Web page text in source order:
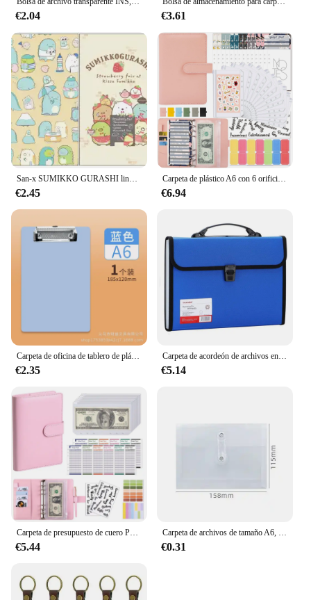
€2.04 €3.61
€2.45
Carpeta de plástico A6 con 6 orificios para ahorro de dinero, carpeta de cubiertas de cuaderno, planificador de presupuesto, tamaño A6
€6.94
€2.35
Carpeta de acordeón de archivos en expansión A4, estuche organizador portátil de PP de gran capacidad para oficina y escuela, 13 bolsillos, soporte para bolsa de órgano
€5.14
Carpeta de presupuesto de cuero PU con bolsillos para sobres de efectivo, carpeta pequeña de presupuesto francés con cremallera para ahorrar dinero, organizador planificador A6
€5.44
Carpeta de archivos de tamaño A6, organizador múltiple de PP, impermeable, transparente, Visible, bolsa de almacenamiento portátil para papelería, suministros de oficina y escuela
€0.31